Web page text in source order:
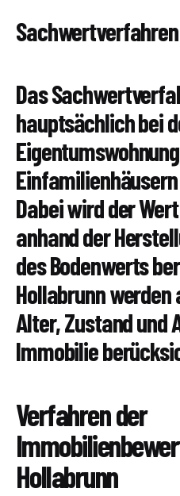
Sachwertverfahren
Das
hauptsächlich bei
Dabei wird der
anhand der
des Bodenwerts
Hollabrunn
Alter, Zustand und
Immobilie
Verfahren der
Hollabrunn